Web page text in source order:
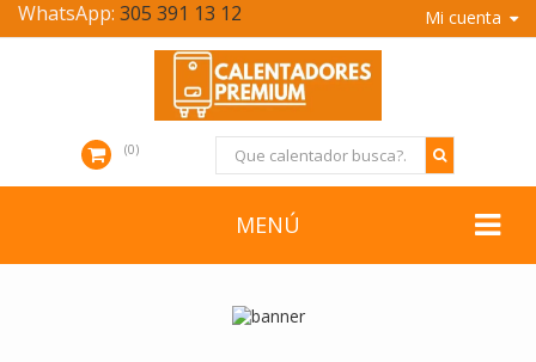
Mi cuenta
WhatsApp: 305 391 13 12
0
MENÚ